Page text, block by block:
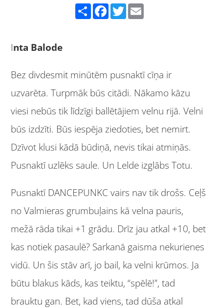
Facebook Twitter
Inta Balode
Bez divdesmit minūtēm pusnaktī cīņa ir
uzvarēta. Turpmāk būs citādi. Nākamo kāzu
viesi nebūs tik līdzīgi ballētājiem velnu rijā. Velni
būs izdzīti. Būs iespēja ziedoties, bet nemirt.
Dzīvot klusi kādā būdiņā, nevis tikai atmiņās.
Pusnaktī uzlēks saule. Un Lelde izglābs Totu.
Pusnaktī DANCEPUNKC vairs nav tik drošs. Ceļš
no Valmieras grumbuļains kā velna pauris,
mežā rāda tikai +1 grādu. Drīz jau atkal +10, bet
kas notiek pasaulē? Sarkanā gaisma nekurienes
vidū. Un šis stāv arī, jo bail, ka velni krūmos. Ja
būtu blakus kāds, kas teiktu, “spēlē!”, tad
brauktu gan. Bet, kad viens, tad dūša atkal